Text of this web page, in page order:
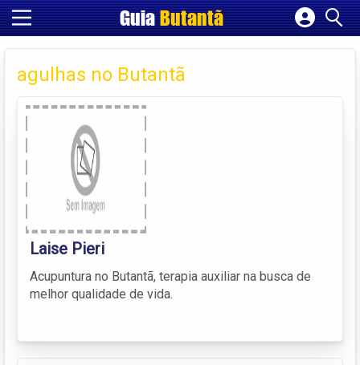
GuiaButantã
Cadastrar empresa
Fazer login
Criar conta
agulhas no Butantã
Laise Pieri
Acupuntura no Butantã, terapia auxiliar na busca de
melhor qualidade de vida.